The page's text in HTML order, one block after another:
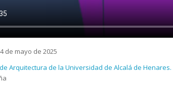
de mayo de 2025
Arquitectura de la Universidad de Alcalá de Henares.